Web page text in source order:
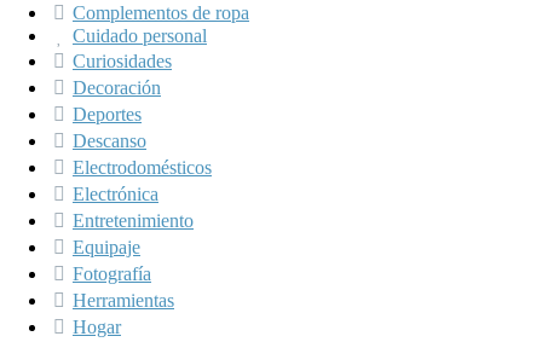
Complementos de ropa
Cuidado personal
Curiosidades
Decoración
Deportes
Descanso
Electrodomésticos
Electrónica
Entretenimiento
Equipaje
Fotografía
Herramientas
Hogar